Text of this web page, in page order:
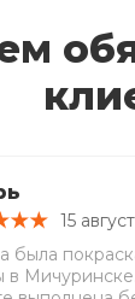
15
была
в